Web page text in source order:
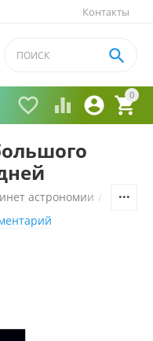
Контакты
0


 

астрономии /